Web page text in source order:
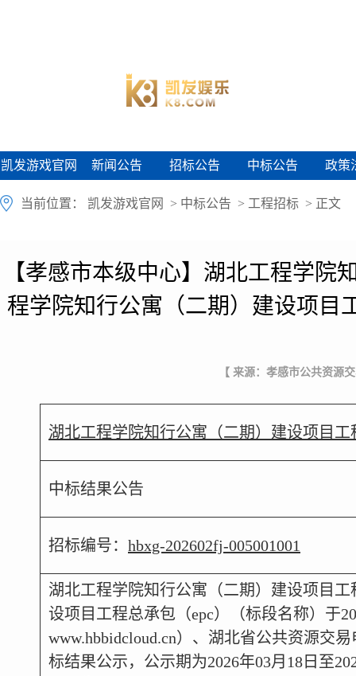
凯发游戏官网
凯发游戏官网 新闻公告
新闻公告 招标公告
招标公告 中标公告
中标公告 政策
政策
当前位置： 凯发游戏官网 > 中标公告 > 工程招标 > 正文
【孝感市本级中心】湖北工程学院
程学院知行公寓（二期）建设项目
【 来源：孝感市公共资源
湖北工程学院知行公寓（二期）建设项目工
中标结果公告
招标编号： hbxg-202602fj-005001001
湖北工程学院知行公寓（二期）建设项目
设项目工程总承包（epc）（标段名称）于
www.hbbidcloud.cn）、湖北省公共资源交
标结果公示，公示期为2026年03月18日至